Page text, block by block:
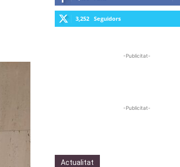
3,252 Seguidors
-Publicitat-
-Publicitat-
Actualitat